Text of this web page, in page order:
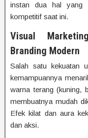
instan dua hal yang
kompetitif saat ini.
Visual
Branding Modern
Salah satu kekuatan
kemampuannya
warna terang (kuning,
membuatnya mudah
Efek kilat dan aura
dan aksi.